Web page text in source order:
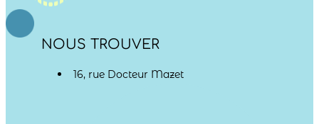
NOUS TROUVER
16, rue Docteur Mazet